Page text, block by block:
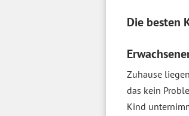
Die besten
Zuhause
das kein
Kind